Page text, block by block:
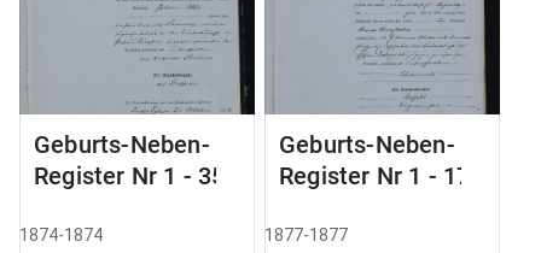
Geburts-Neben-
Register Nr 1 - 35
1874-1874
Geburts-Neben-
Register Nr 1 - 179
1877-1877